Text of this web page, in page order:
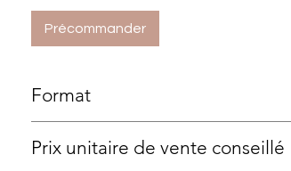
Précommander
Format
Prix unitaire de vente conseillé